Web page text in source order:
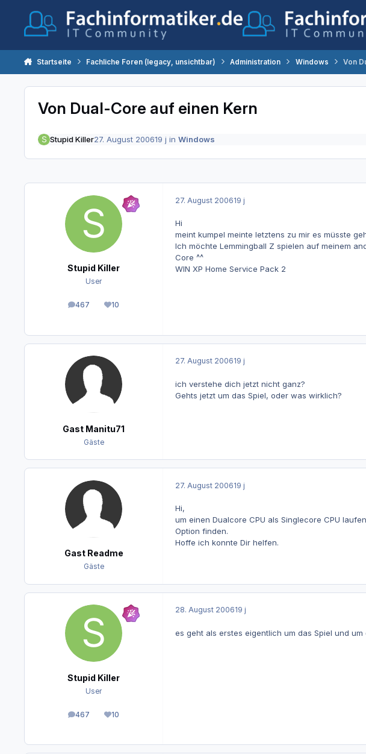
Startseite Fachliche Foren (legacy, unsichtbar) Administration Windows Von
Von Dual-Core auf einen Kern
Stupid Killer27. August 200619 j in Windows
Stupid Killer
User
467
Beiträge 10
Reputation
27. August 200619 j
Hi
meint kumpel meinte letztens zu mir es müsste
Ich möchte Lemmingball Z spielen auf meinem
Core ^^
WIN XP Home Service Pack 2
Gast Manitu71
Gäste
27. August 200619 j
ich verstehe dich jetzt nicht ganz?
Gehts jetzt um das Spiel, oder was wirklich?
Gast Readme
Gäste
27. August 200619 j
Hi,
um einen Dualcore CPU als Singlecore CPU
Option finden.
Hoffe ich konnte Dir helfen.
Stupid Killer
User
467
Beiträge 10
Reputation
28. August 200619 j
es geht als erstes eigentlich um das Spiel und